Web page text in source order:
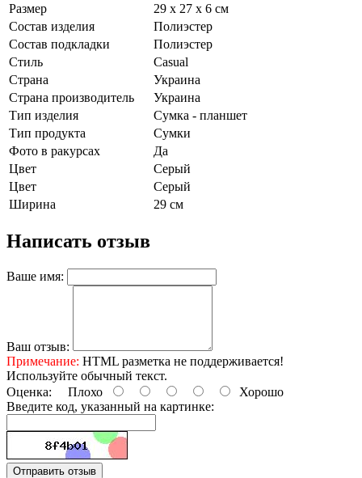
Размер
29 х 27 х 6 см
Состав изделия
Полиэстер
Состав подкладки
Полиэстер
Стиль
Casual
Страна
Украина
Страна производитель
Украина
Тип изделия
Сумка - планшет
Тип продукта
Сумки
Фото в ракурсах
Да
Цвет
Серый
Цвет
Серый
Ширина
29 см
Написать отзыв
Ваше имя:
Ваш отзыв:
Примечание: HTML разметка не поддерживается!
Используйте обычный текст.
Оценка: Плохо
Хорошо
Введите код, указанный на картинке:
Отправить отзыв